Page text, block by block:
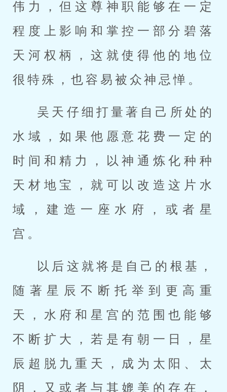
伟力，但这尊神职能够在一定
程度上影响和掌控一部分碧落
天河权柄，这就使得他的地位
很特殊，也容易被众神忌惮。
吴天仔细打量著自己所处的
水域，如果他愿意花费一定的
时间和精力，以神通炼化种种
天材地宝，就可以改造这片水
域，建造一座水府，或者星
宫。
以后这就将是自己的根基，
随著星辰不断托举到更高重
天，水府和星宫的范围也能够
不断扩大，若是有朝一日，星
辰超脱九重天，成为太阳、太
阴，又或者与其媲美的存在，